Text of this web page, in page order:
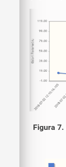
Figura 7.